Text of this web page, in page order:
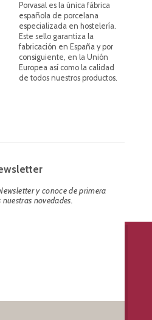
Porvasal es la única fábrica
española de porcelana
especializada en hostelería.
Este sello garantiza la
fabricación en España y por
consiguiente, en la Unión
Europea así como la calidad
de todos nuestros productos.
y conoce de primera
novedades.